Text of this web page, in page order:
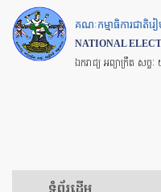
Skip
to
main
គណៈកម្មាធិការជាតិរ
NATIONAL
ឯករាជ្យ អព្យាក្រឹត សច្ច